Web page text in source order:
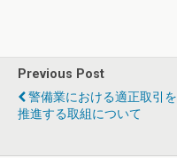
Previous Post
警備業における適正取引を
推進する取組について